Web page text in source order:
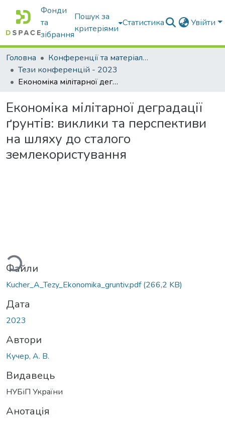
Фонди
та
зібрання
Пошук за
критеріями
Статистика Увійти
Головна
Конференції та матеріали конференцій
Тези конференцій - 2023
Економіка мілітарної деградації ґрунтів: виклики та перспективи на шляху до сталого землекористування
Економіка мілітарної деградації
ґрунтів: виклики та перспективи
на шляху до сталого
землекористування
Файли
Kucher_A_Tezy_Ekonomika_gruntiv.pdf(266,2 KB)
Дата
2023
Автори
Кучер, А. В.
Видавець
НУБіП України
Анотація